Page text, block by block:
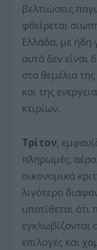
βελτιώσεις
φθείρεται
Ελλάδα, με ήδη
αυτό δεν είναι
στα θεμέλια
και της
κτιρίων.
Τρίτον,
πληρωμές,
οικονομικά
λιγότερο
υποτίθεται ότι
εγκλωβίζονται
επιλογές και